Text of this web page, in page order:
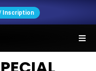
Inscription